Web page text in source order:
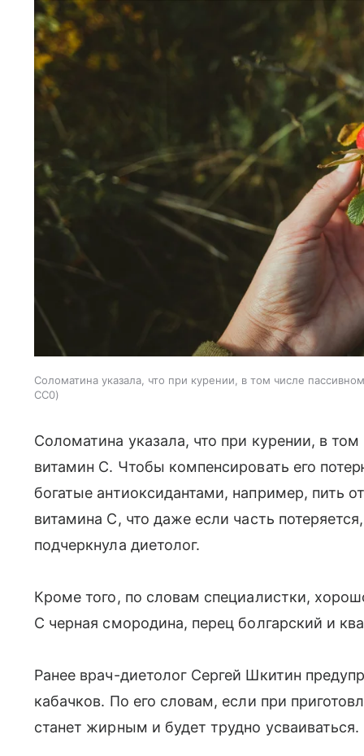
Соломатина указала, что при курении, в том числе
CC0
Соломатина указала, что при курении, в
витамин С. Чтобы компенсировать его
богатые антиоксидантами, например, пить
витамина С, что даже если часть
подчеркнула диетолог.
Кроме того, по словам специалистки,
С черная смородина, перец болгарский и
Ранее врач-диетолог Сергей Шкитин
кабачков. По его словам, если при
станет жирным и будет трудно усваиваться.